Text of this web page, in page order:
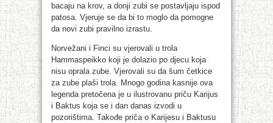
bacaju na krov, a donji zubi se postavljaju ispod
patosa. Vjeruje se da bi to moglo da pomogne
da novi zubi pravilno izrastu.
Norvežani i Finci su vjerovali u trola
Hammaspeikko koji je dolazio po djecu koja
nisu oprala zube. Vjerovali su da šum četkice
za zube plaši trola. Mnogo godina kasnije ova
legenda pretočena je u ilustrovanu priču Karijus
i Baktus koja se i dan danas izvodi u
pozorištima. Takođe priča o Karijesu i Baktusu